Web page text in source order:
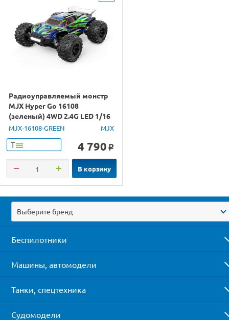
Радиоуправляемый монстр
MJX Hyper Go 16108
(зеленый) 4WD 2.4G LED 1/16
RTR
MJX-16108-GREEN MJX
Т 4 790 o
В корзину
Выберите бренд
Беспилотники
Машины, автомодели
Танки, спецтехника
Судомодели